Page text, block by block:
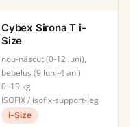
Cybex Sirona T i-
Size
nou-născut (0-12 luni),
bebeluș (9 luni-4 ani)
0–19 kg
ISOFIX / isofix-support-leg
i-Size